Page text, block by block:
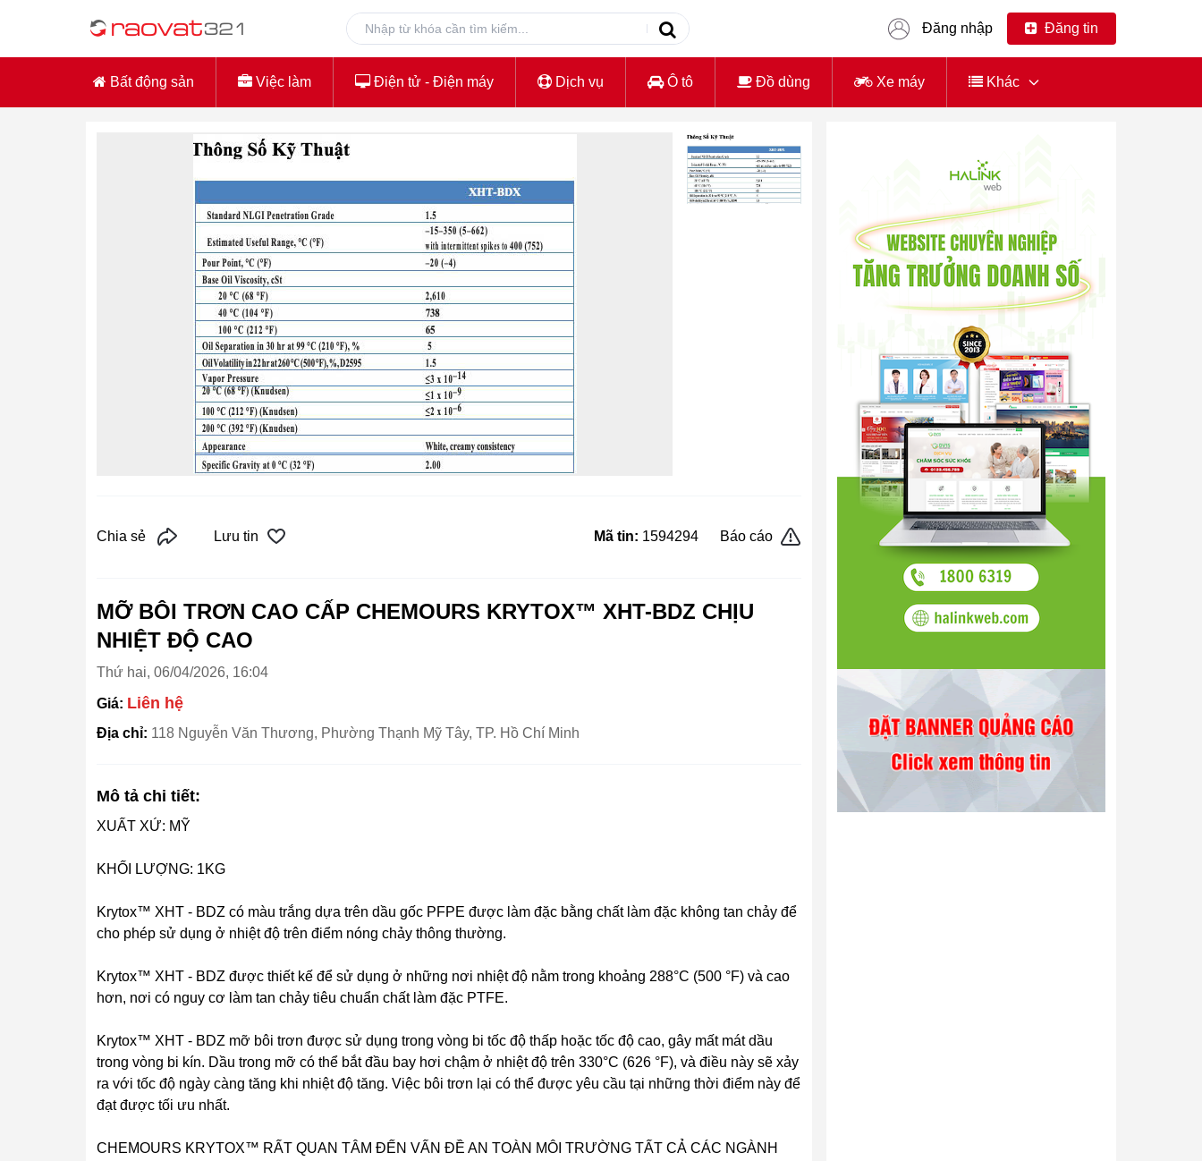
Đăng nhập Đăng tin
Bất động sản Việc làm Điện tử - Điện máy Dịch vụ Ô tô Đồ dùng Xe máy Khác
Chia sẻ Lưu tin Mã tin: 1594294 Báo cáo
MỠ BÔI TRƠN CAO CẤP CHEMOURS KRYTOX™ XHT-BDZ CHỊU
NHIỆT ĐỘ CAO
Thứ hai, 06/04/2026, 16:04
Giá: Liên hệ
Địa chỉ: 118 Nguyễn Văn Thương, Phường Thạnh Mỹ Tây, TP. Hồ Chí Minh
Mô tả chi tiết:
XUẤT XỨ: MỸ
KHỐI LƯỢNG: 1KG
Krytox™ XHT - BDZ có màu trắng dựa trên dầu gốc PFPE được làm đặc bằng chất làm đặc không tan chảy để
cho phép sử dụng ở nhiệt độ trên điểm nóng chảy thông thường.
Krytox™ XHT - BDZ được thiết kế để sử dụng ở những nơi nhiệt độ nằm trong khoảng 288°C (500 °F) và cao
hơn, nơi có nguy cơ làm tan chảy tiêu chuẩn chất làm đặc PTFE.
Krytox™ XHT - BDZ mỡ bôi trơn được sử dụng trong vòng bi tốc độ thấp hoặc tốc độ cao, gây mất mát dầu
trong vòng bi kín. Dầu trong mỡ có thể bắt đầu bay hơi chậm ở nhiệt độ trên 330°C (626 °F), và điều này sẽ xảy
ra với tốc độ ngày càng tăng khi nhiệt độ tăng. Việc bôi trơn lại có thể được yêu cầu tại những thời điểm này để
đạt được tối ưu nhất.
CHEMOURS KRYTOX™ RẤT QUAN TÂM ĐẾN VẤN ĐỀ AN TOÀN MÔI TRƯỜNG TẤT CẢ CÁC NGÀNH